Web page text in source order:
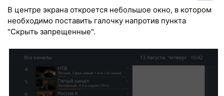
В центре экрана откроется небольшое окно, в котором
необходимо поставить галочку напротив пункта
"Скрыть запрещeнные".